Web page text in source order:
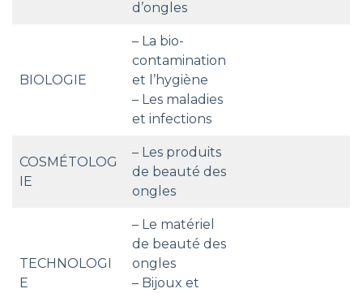
d’ongles
BIOLOGIE
– La bio-
contamination
et l’hygiène
– Les maladies
et infections
COSMÉTOLOG
IE
– Les produits
de beauté des
ongles
TECHNOLOGI
E
– Le matériel
de beauté des
ongles
– Bijoux et